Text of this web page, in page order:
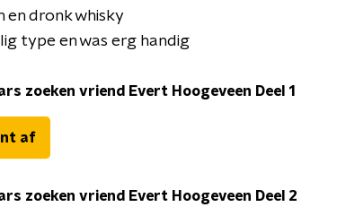
en dronk whisky
type en was erg handig
zoeken vriend Evert Hoogeveen Deel 1
af
zoeken vriend Evert Hoogeveen Deel 2